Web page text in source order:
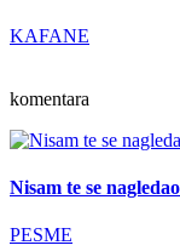
KAFANE
komentara
Nisam te se
PESME